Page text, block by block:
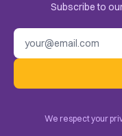
UitgeverSubscribe to
We respect your